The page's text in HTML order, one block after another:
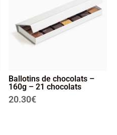
Ballotins de chocolats –
160g – 21 chocolats
20.30€